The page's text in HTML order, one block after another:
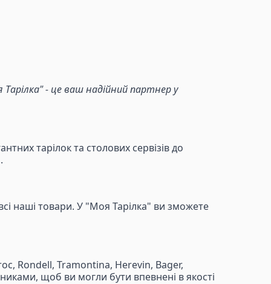
- це ваш надійний партнер у
тарілок та столових сервізів до
наші товари. У "Моя Тарілка" ви зможете
Rondell, Tramontina, Herevin, Bager,
щоб ви могли бути впевнені в якості